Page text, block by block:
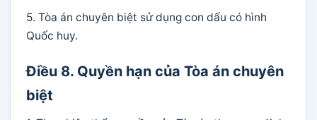
5. Tòa án chuyên biệt sử dụng con dấu có hình
Quốc huy.
Điều 8. Quyền hạn của Tòa án chuyên
biệt